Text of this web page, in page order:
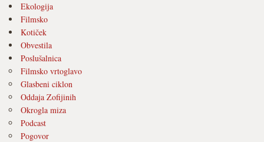
Ekologija
Filmsko
Kotiček
Obvestila
Poslušalnica
Filmsko vrtoglavo
Glasbeni ciklon
Oddaja Zofijinih
Okrogla miza
Podcast
Pogovor